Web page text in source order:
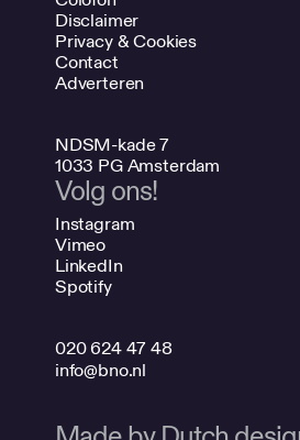
Disclaimer
Privacy & Cookies
Contact
Adverteren
NDSM-kade 7
1033 PG Amsterdam
Volg ons!
Instagram
Vimeo
LinkedIn
Spotify
020 624 47 48
info@bno.nl